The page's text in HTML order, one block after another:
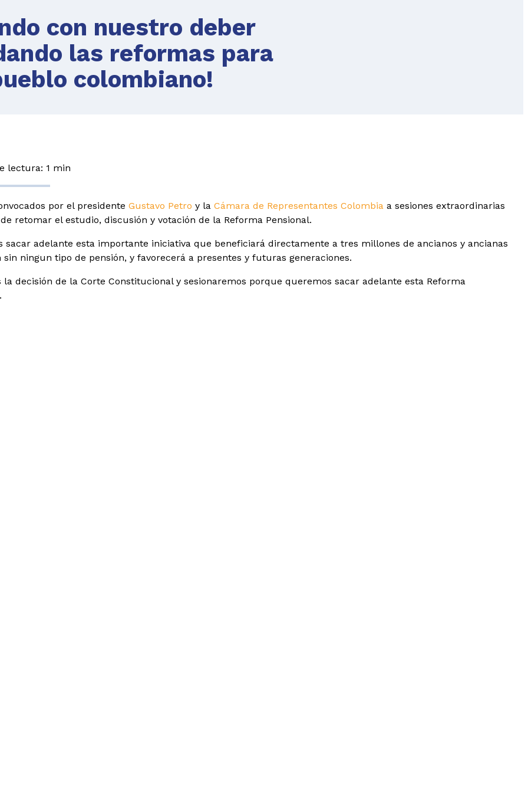
con nuestro deber
las reformas para
colombiano!
lectura: 1 min
por el presidente Gustavo Petro y la Cámara de Representantes Colombia a sesiones extraordinarias
retomar el estudio, discusión y votación de la Reforma Pensional.
sacar adelante esta importante iniciativa que beneficiará directamente a tres millones de ancianos y ancianas
sin ningun tipo de pensión, y favorecerá a presentes y futuras generaciones.
la decisión de la Corte Constitucional y sesionaremos porque queremos sacar adelante esta Reforma